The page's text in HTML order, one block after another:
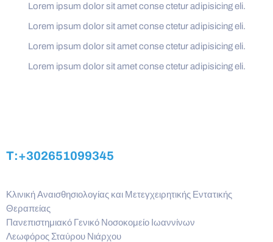
Lorem ipsum dolor sit amet conse ctetur adipisicing eli.
Lorem ipsum dolor sit amet conse ctetur adipisicing eli.
Lorem ipsum dolor sit amet conse ctetur adipisicing eli.
Lorem ipsum dolor sit amet conse ctetur adipisicing eli.
T:+302651099345
Κλινική Αναισθησιολογίας και Μετεγχειρητικής Εντατικής
Θεραπείας
Πανεπιστημιακό Γενικό Νοσοκομείο Ιωαννίνων
Λεωφόρος Σταύρου Νιάρχου